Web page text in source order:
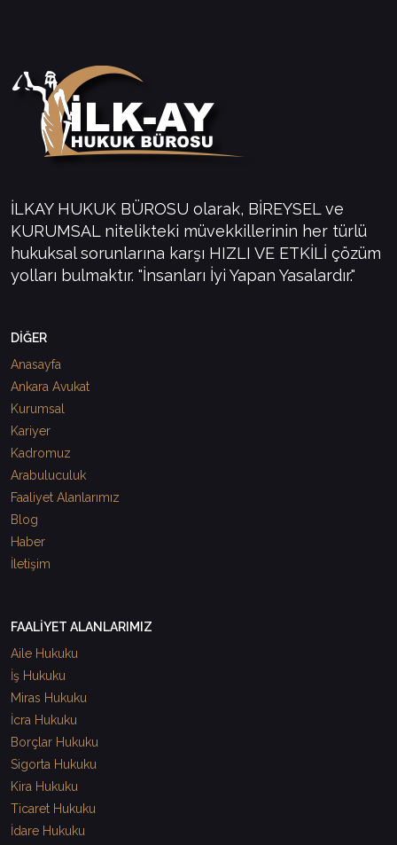
İLKAY HUKUK BÜROSU olarak, BİREYSEL ve
KURUMSAL nitelikteki müvekkillerinin her türlü
hukuksal sorunlarına karşı HIZLI VE ETKİLİ çözüm
yolları bulmaktır. "İnsanları İyi Yapan Yasalardır."
DİĞER
Anasayfa
Ankara Avukat
Kurumsal
Kariyer
Kadromuz
Arabuluculuk
Faaliyet Alanlarımız
Blog
Haber
İletişim
FAALİYET ALANLARIMIZ
Aile Hukuku
İş Hukuku
Miras Hukuku
İcra Hukuku
Borçlar Hukuku
Sigorta Hukuku
Kira Hukuku
Ticaret Hukuku
İdare Hukuku